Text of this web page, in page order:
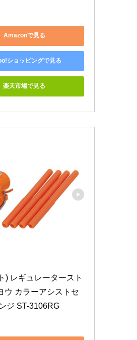
Amazonで見る
ショッピングで見る
楽天市場で見る
) レギュレータースト
ウ カラーアシストセ
ジ ST-3106RG